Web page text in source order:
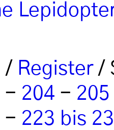
/ Register/
- 204 - 205
- 223 bis